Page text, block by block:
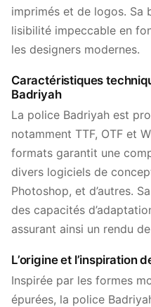
imprimés et de logos. Sa
lisibilité impeccable en
les designers modernes.
Caractéristiques
Badriyah
La police Badriyah est
notamment TTF, OTF et
formats garantit une
divers logiciels de
Photoshop, et d’autres.
des capacités
assurant ainsi un rendu
L’origine et l’inspiration
Inspirée par les formes
épurées, la police